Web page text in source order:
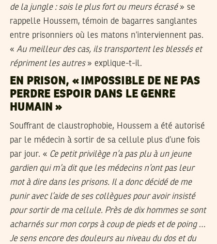
de la jungle : sois le plus fort ou meurs écrasé» se
rappelle Houssem, témoin de bagarres sanglantes
entre prisonniers où les matons n’interviennent pas.
« Au meilleur des cas, ils transportent les blessés et
répriment les autres» explique-t-il.
EN PRISON, « IMPOSSIBLE DE NE PAS
PERDRE ESPOIR DANS LE GENRE
HUMAIN »
Souffrant de claustrophobie, Houssem a été autorisé
par le médecin à sortir de sa cellule plus d’une fois
par jour. « Ce petit privilège n’a pas plu à un jeune
gardien qui m’a dit que les médecins n’ont pas leur
mot à dire dans les prisons. Il a donc décidé de me
punir avec l’aide de ses collègues pour avoir insisté
pour sortir de ma cellule. Près de dix hommes se sont
acharnés sur mon corps à coup de pieds et de poing …
Je sens encore des douleurs au niveau du dos et du